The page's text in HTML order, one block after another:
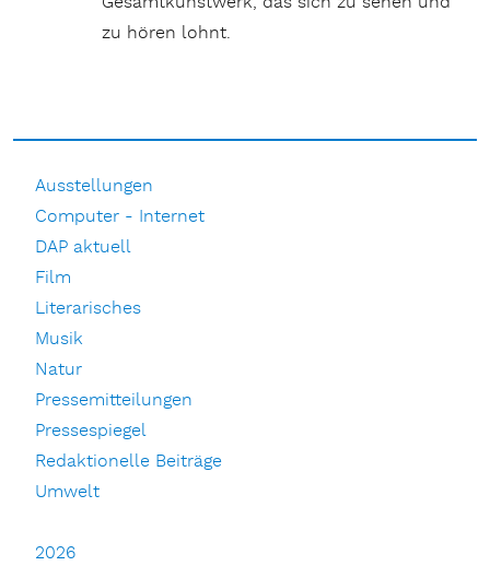
zu hören lohnt.
Ausstellungen
Computer - Internet
DAP aktuell
Film
Literarisches
Musik
Natur
Pressemitteilungen
Pressespiegel
Redaktionelle Beiträge
Umwelt
2026